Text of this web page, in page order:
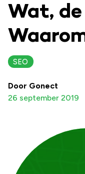
Wat,
SEO
Door Gonect
26 september 2019